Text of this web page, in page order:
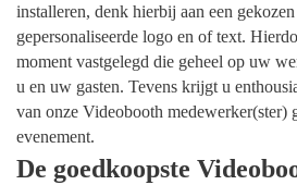
installeren, denk hierbij aan een
gepersonaliseerde logo en of text.
moment vastgelegd die geheel op uw
u en uw gasten. Tevens krijgt u
van onze Videobooth medewerker(ster)
evenement.
De goedkoopste